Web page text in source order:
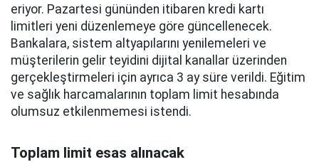
eriyor. Pazartesi gününden itibaren kredi kartı
limitleri yeni düzenlemeye göre güncellenecek.
Bankalara, sistem altyapılarını yenilemeleri ve
müşterilerin gelir teyidini dijital kanallar üzerinden
gerçekleştirmeleri için ayrıca 3 ay süre verildi. Eğitim
ve sağlık harcamalarının toplam limit hesabında
olumsuz etkilenmemesi istendi.
Toplam limit esas alınacak